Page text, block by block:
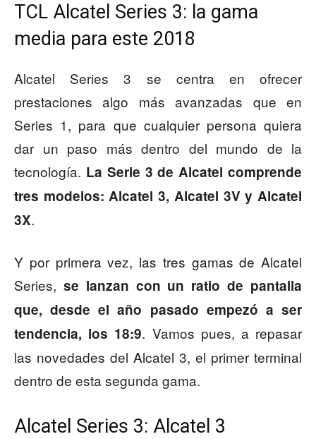
TCL Alcatel Series 3: la gama
media para este 2018
Alcatel Series 3 se centra en ofrecer
prestaciones algo más avanzadas que en
Series 1, para que cualquier persona quiera
dar un paso más dentro del mundo de la
tecnología. La Serie 3 de Alcatel comprende
tres modelos: Alcatel 3, Alcatel 3V y Alcatel
3X.
Y por primera vez, las tres gamas de Alcatel
Series, se lanzan con un ratio de pantalla
que, desde el año pasado empezó a ser
tendencia, los 18:9. Vamos pues, a repasar
las novedades del Alcatel 3, el primer terminal
dentro de esta segunda gama.
Alcatel Series 3: Alcatel 3